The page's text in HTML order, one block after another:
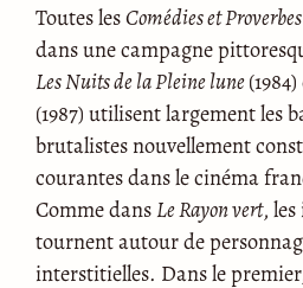
Toutes lesComédies et Proverbes
dans une campagne
Les Nuits de la Pleine lune
(1987) utilisent largement les
brutalistes nouvellement
courantes dans le cinéma
Comme dansLe Rayon vert,
tournent autour de
interstitielles. Dans le